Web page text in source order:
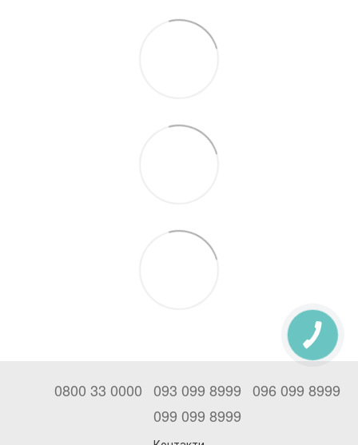
0800 33 0000 093 099 8999 096 099 8999
099 099 8999